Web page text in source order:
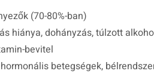
(70-80%-ban)
hiánya, dohányzás, túlzott
bevitel
hormonális betegségek,